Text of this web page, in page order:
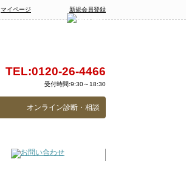
マイページ 新規会員登録
TEL:0120-26-4466
受付時間:9:30～18:30
オンライン診断・相談